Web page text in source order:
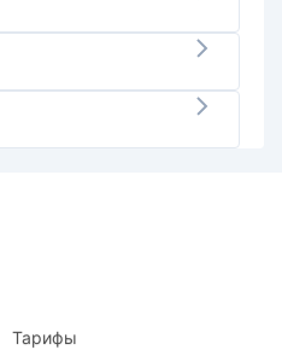
Тарифы